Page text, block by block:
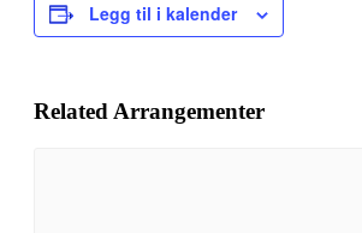
Legg til i kalender
Related Arrangementer